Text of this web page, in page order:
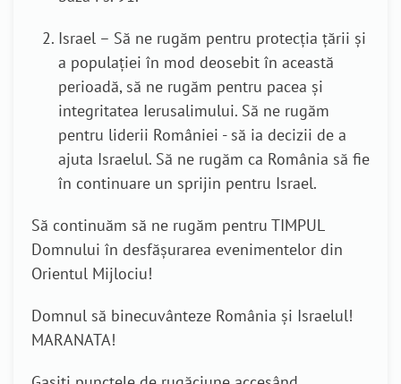
Israel – Să ne rugăm pentru protecția țării și
a populației în mod deosebit în această
perioadă, să ne rugăm pentru pacea și
integritatea Ierusalimului. Să ne rugăm
pentru liderii României - să ia decizii de a
ajuta Israelul. Să ne rugăm ca România să fie
în continuare un sprijin pentru Israel.
Să continuăm să ne rugăm pentru TIMPUL
Domnului în desfășurarea evenimentelor din
Orientul Mijlociu!
Domnul să binecuvânteze România și Israelul!
MARANATA!